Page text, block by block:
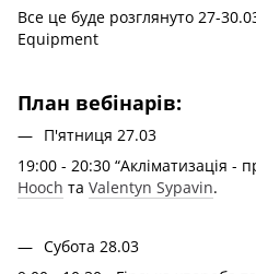
Все це буде розглянуто 27-
Equipment
План вебінарів:
П'ятниця 27.03
19:00 - 20:30 “Акліматизація -
Hooch та Valentyn Sypavin.
Субота 28.03